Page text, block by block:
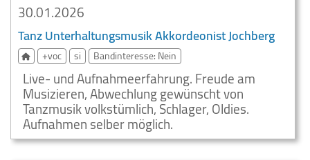
30.01.2026
Tanz Unterhaltungsmusik Akkordeonist Jochberg
+voc si Bandinteresse: Nein
Live- und Aufnahmeerfahrung. Freude am
Musizieren, Abwechlung gewünscht von
Tanzmusik volkstümlich, Schlager, Oldies.
Aufnahmen selber möglich.